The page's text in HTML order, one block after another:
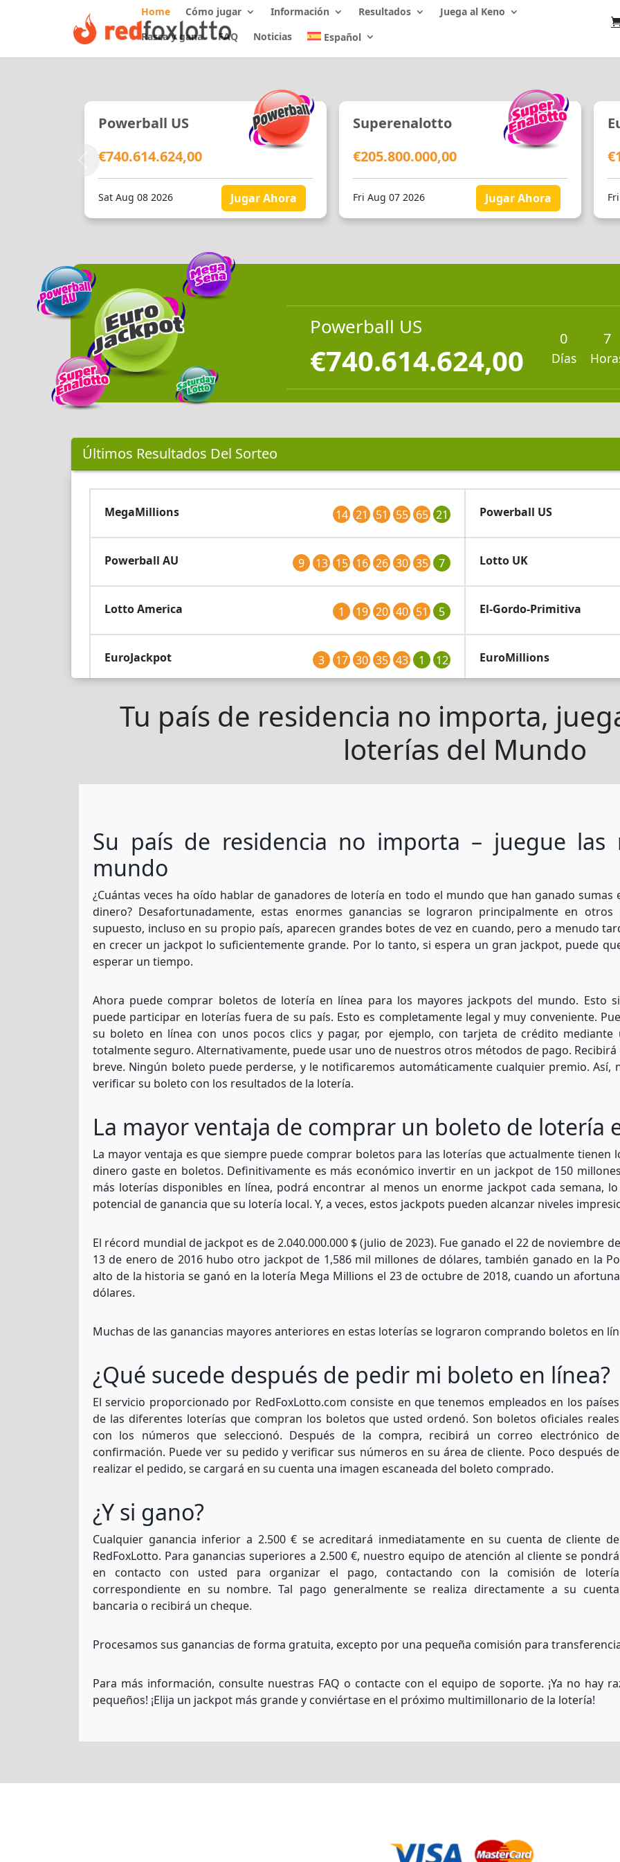
Home Cómo jugar Información Resultados
Juega al Keno
Rasca y gana
FAQ Noticias Español
Powerball US
€740.614.624,00
Sat Aug 08 2026 Jugar Ahora
Superenalotto
€205.800.000,00
Fri Aug 07 2026 Jugar Ahora
Powerball US
€740.614.624,00
0
Días
7
Últimos Resultados Del Sorteo
MegaMillions 14 21 51 55 65 21 Powerball US
Powerball AU 9 13 15 16 26 30 35 7 Lotto UK
Lotto America 1 19 20 40 51 5 El-Gordo-Primitiva
EuroJackpot 3 17 30 35 43 1 12 EuroMillions
Lotto Fr 12 22 24 33 38 Lotto-6aus49
9 14 19 22 26 Megasena
Superenalotto 2 11 20 33 74 83 15 Thunderball
EuroMillions-Eu 25 30 34 46 50 1 12
Tu país de residencia no importa,
loterías del Mundo
Su país de residencia no importa – juegue las
mundo
¿Cuántas veces ha oído hablar de ganadores de lotería en todo el mundo que han ganado sumas
dinero? Desafortunadamente, estas enormes ganancias se lograron principalmente en otros
supuesto, incluso en su propio país, aparecen grandes botes de vez en cuando, pero a menudo
en crecer un jackpot lo suficientemente grande. Por lo tanto, si espera un gran jackpot, puede
esperar un tiempo.
Ahora puede comprar boletos de lotería en línea para los mayores jackpots del mundo. Esto
puede participar en loterías fuera de su país. Esto es completamente legal y muy conveniente.
su boleto en línea con unos pocos clics y pagar, por ejemplo, con tarjeta de crédito mediante
totalmente seguro. Alternativamente, puede usar uno de nuestros otros métodos de pago.
breve. Ningún boleto puede perderse, y le notificaremos automáticamente cualquier premio.
verificar su boleto con los resultados de la lotería.
La mayor ventaja de comprar un boleto de lotería
La mayor ventaja es que siempre puede comprar boletos para las loterías que actualmente tienen
dinero gaste en boletos. Definitivamente es más económico invertir en un jackpot de 150
más loterías disponibles en línea, podrá encontrar al menos un enorme jackpot cada semana,
potencial de ganancia que su lotería local. Y, a veces, estos jackpots pueden alcanzar niveles
El récord mundial de jackpot es de 2.040.000.000 $ (julio de 2023). Fue ganado el 22 de noviembre
13 de enero de 2016 hubo otro jackpot de 1,586 mil millones de dólares, también ganado en la
alto de la historia se ganó en la lotería Mega Millions el 23 de octubre de 2018, cuando un
dólares.
Muchas de las ganancias mayores anteriores en estas loterías se lograron comprando boletos en
¿Qué sucede después de pedir mi boleto en línea?
El servicio proporcionado por RedFoxLotto.com consiste en que tenemos empleados en los países
de las diferentes loterías que compran los boletos que usted ordenó. Son boletos oficiales reales
con los números que seleccionó. Después de la compra, recibirá un correo electrónico de
confirmación. Puede ver su pedido y verificar sus números en su área de cliente. Poco después de
realizar el pedido, se cargará en su cuenta una imagen escaneada del boleto comprado.
¿Y si gano?
Cualquier ganancia inferior a 2.500 € se acreditará inmediatamente en su cuenta de cliente de
RedFoxLotto. Para ganancias superiores a 2.500 €, nuestro equipo de atención al cliente se pondrá
en contacto con usted para organizar el pago, contactando con la comisión de lotería
correspondiente en su nombre. Tal pago generalmente se realiza directamente a su cuenta
bancaria o recibirá un cheque.
Procesamos sus ganancias de forma gratuita, excepto por una pequeña comisión para
Para más información, consulte nuestras FAQ o contacte con el equipo de soporte. ¡Ya no hay
pequeños! ¡Elija un jackpot más grande y conviértase en el próximo multimillonario de la lotería!